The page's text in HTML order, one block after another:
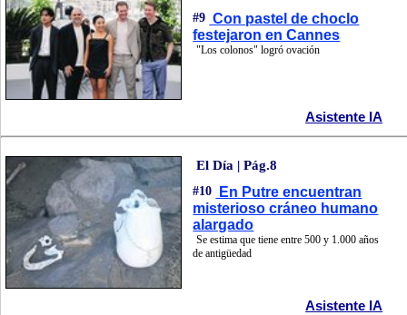
#9 Con pastel de choclo
festejaron en Cannes
"Los colonos" logró ovación
Asistente IA
El Día | Pág.8
#10
En Putre encuentran
misterioso cráneo humano
alargado
Se estima que tiene entre 500 y 1.000 años
de antigüedad
Asistente IA